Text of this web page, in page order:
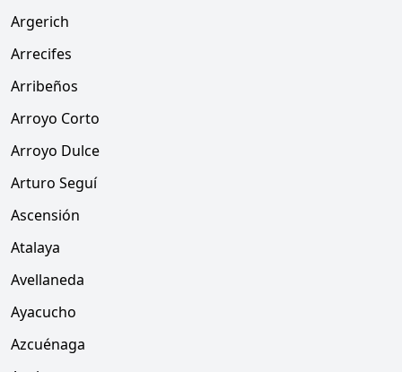
Argerich
Arrecifes
Arribeños
Arroyo Corto
Arroyo Dulce
Arturo Seguí
Ascensión
Atalaya
Avellaneda
Ayacucho
Azcuénaga